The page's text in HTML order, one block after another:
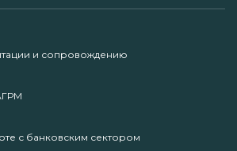
и сопровождению
с банковским сектором